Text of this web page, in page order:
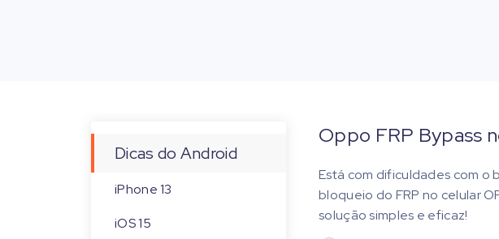
Dicas do Android
iPhone 13
iOS 15
Oppo FRP Bypass
Está com dificuldades com o
bloqueio do FRP no celular
solução simples e eficaz!